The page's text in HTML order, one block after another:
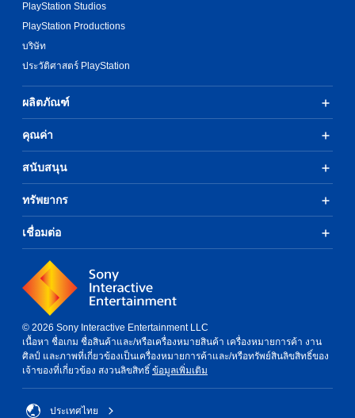
PlayStation Studios
PlayStation Productions
บริษัท
ประวัติศาสตร์ PlayStation
ผลิตภัณฑ์
คุณค่า
สนับสนุน
ทรัพยากร
เชื่อมต่อ
© 2026 Sony Interactive Entertainment LLC
เนื้อหา ชื่อเกม ชื่อสินค้าและ/หรือเครื่องหมายสินค้า เครื่องหมายการค้า งาน
ศิลป์ และภาพที่เกี่ยวข้องเป็นเครื่องหมายการค้าและ/หรือทรัพย์สินลิขสิทธิ์ของ
เจ้าของที่เกี่ยวข้อง สงวนลิขสิทธิ์ ข้อมูลเพิ่มเติม
ประเทศไทย